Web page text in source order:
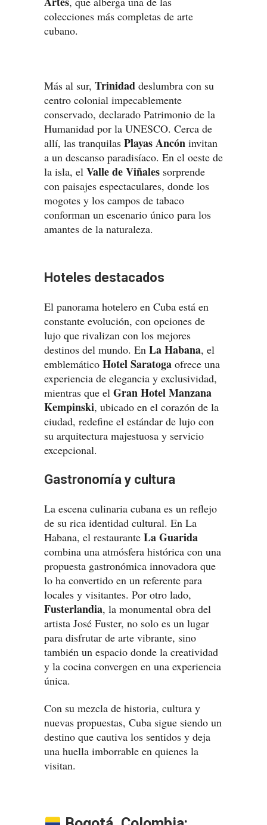
colecciones más completas de arte
cubano.
Más al sur, Trinidad deslumbra con su
centro colonial impecablemente
conservado, declarado Patrimonio de la
Humanidad por la UNESCO. Cerca de
allí, las tranquilas Playas Ancón invitan
a un descanso paradisíaco. En el oeste de
la isla, el Valle de Viñales sorprende
con paisajes espectaculares, donde los
mogotes y los campos de tabaco
conforman un escenario único para los
amantes de la naturaleza.
Hoteles destacados
El panorama hotelero en Cuba está en
constante evolución, con opciones de
lujo que rivalizan con los mejores
destinos del mundo. En La Habana, el
emblemático Hotel Saratoga ofrece una
experiencia de elegancia y exclusividad,
mientras que el Gran Hotel Manzana
Kempinski, ubicado en el corazón de la
ciudad, redefine el estándar de lujo con
su arquitectura majestuosa y servicio
excepcional.
Gastronomía y cultura
La escena culinaria cubana es un reflejo
de su rica identidad cultural. En La
Habana, el restaurante La Guarida
combina una atmósfera histórica con una
propuesta gastronómica innovadora que
lo ha convertido en un referente para
locales y visitantes. Por otro lado,
Fusterlandia, la monumental obra del
artista José Fuster, no solo es un lugar
para disfrutar de arte vibrante, sino
también un espacio donde la creatividad
y la cocina convergen en una experiencia
única.
Con su mezcla de historia, cultura y
nuevas propuestas, Cuba sigue siendo un
destino que cautiva los sentidos y deja
una huella imborrable en quienes la
visitan.